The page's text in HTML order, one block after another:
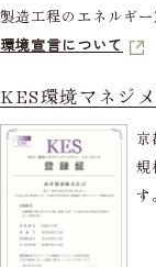
製造工程のエネルギ
環境宣言について
KES環境マネジ
規
す。